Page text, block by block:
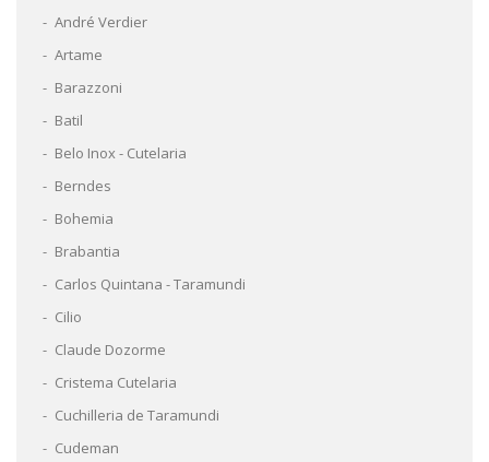
André Verdier
Artame
Barazzoni
Batil
Belo Inox - Cutelaria
Berndes
Bohemia
Brabantia
Carlos Quintana - Taramundi
Cilio
Claude Dozorme
Cristema Cutelaria
Cuchilleria de Taramundi
Cudeman